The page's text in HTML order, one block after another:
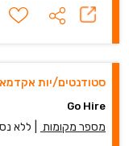
סטודנטים/יות
Go Hire
מספר מקומות ללא